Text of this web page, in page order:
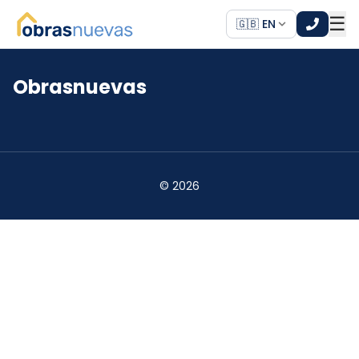
🇬🇧 EN ☰
*
Obrasnuevas
© 2026